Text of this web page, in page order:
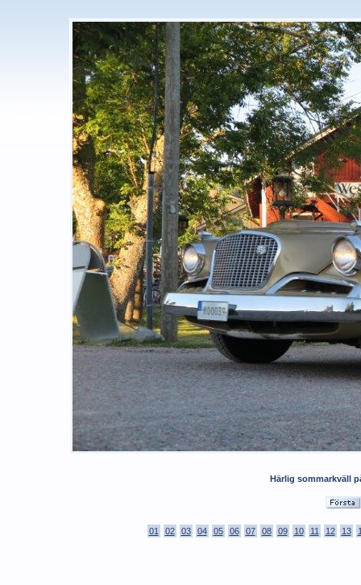
Härlig sommarkväll
01 02 03 04 05 06 07 08 09 10 11 12 13